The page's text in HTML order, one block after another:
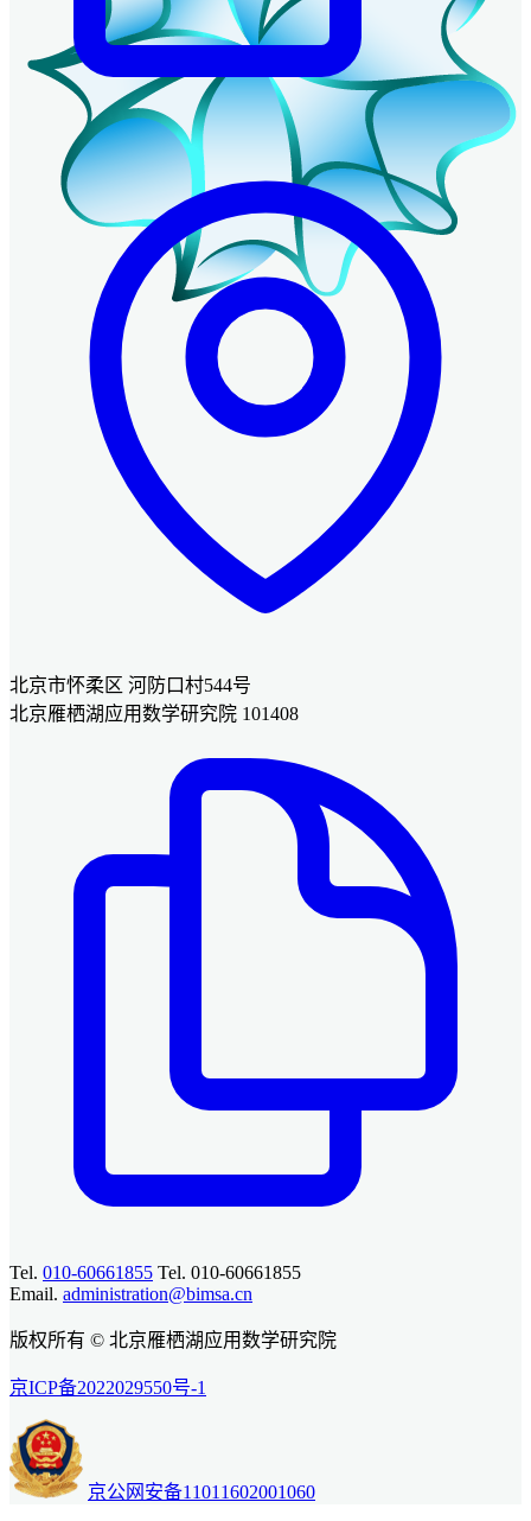
北京市怀柔区 河防口村544号
北京雁栖湖应用数学研究院 101408
Tel. 010-60661855 Tel. 010-60661855
Email. administration@bimsa.cn
版权所有 © 北京雁栖湖应用数学研究院
京ICP备2022029550号-1
京公网安备11011602001060